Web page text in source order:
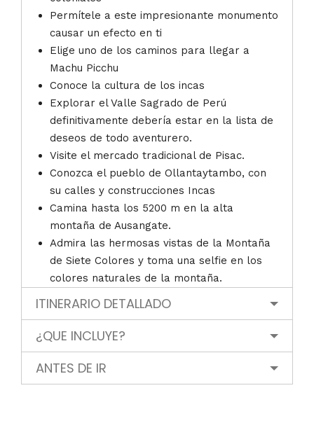
Permítele a este impresionante monumento
causar un efecto en ti
Elige uno de los caminos para llegar a
Machu Picchu
Conoce la cultura de los incas
Explorar el Valle Sagrado de Perú
definitivamente debería estar en la lista de
deseos de todo aventurero.
Visite el mercado tradicional de Pisac.
Conozca el pueblo de Ollantaytambo, con
su calles y construcciones Incas
Camina hasta los 5200 m en la alta
montaña de Ausangate.
Admira las hermosas vistas de la Montaña
de Siete Colores y toma una selfie en los
colores naturales de la montaña.
ITINERARIO DETALLADO
¿QUE INCLUYE?
ANTES DE IR